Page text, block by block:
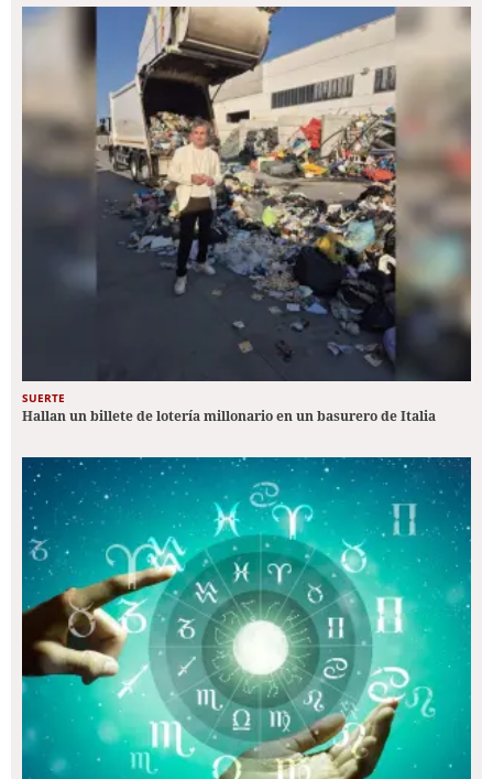
SUERTE
Hallan un billete de lotería millonario en un basurero de Italia